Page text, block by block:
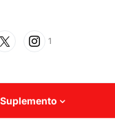
1
Suplemento